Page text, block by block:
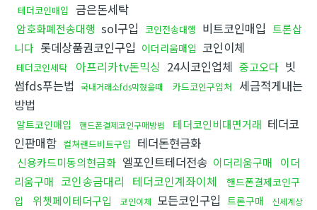
테더코인매입 금은돈세탁
암호화폐전송대행 sol구입 코인전송대행 비트코인매입 트론삽
니다 롯데상품권코인구입 이더리움매입 코인이체
테더코인세탁 아프리카tv돈믹싱 24시코인업체 중고오다 빗
썸fds푸는법 국내거래소fds막혔을때 카드코인구입처
세금적게내는
방법
알트코인매입 핸드폰결제코인구매방법 테더코인비대면거래 테더코
인판매함 컬쳐랜드비트구입 테더돈현금화
신용카드미동의현금화 엘포인트테더전송 이더리움구매
이더
리움구매 코인송금대리 테더코인계좌이체
핸드폰결제코인구
입
위쳇페이테더구입 코인이체 모든코인구입 트론구매
신세계상